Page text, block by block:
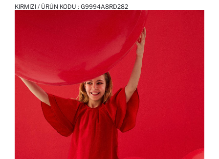
KIRMIZI / ÜRÜN KODU : G9994A8RD282